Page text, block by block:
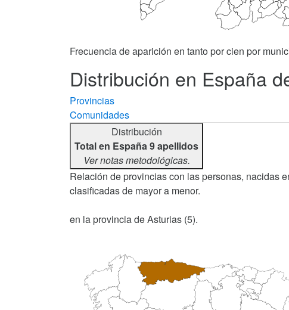
Frecuencia de aparición en tanto por cien por
Distribución en España
Provincias
Comunidades
Distribución
Total en España 9 apellidos
Ver notas metodológicas.
Relación de provincias con las personas, nacidas
clasificadas de mayor a menor.
en la provincia de Asturias (5).